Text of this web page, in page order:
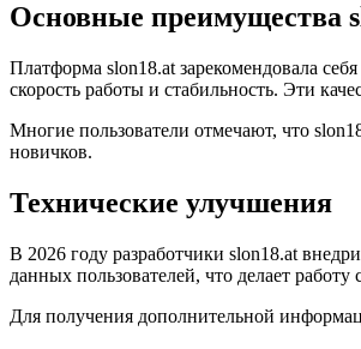
Основные преимущества
Платформа slon18.at зарекомендовала
скорость работы и стабильность. Эти
Многие пользователи отмечают, что
новичков.
Технические улучшения
В 2026 году разработчики slon18.at
данных пользователей, что делает
Для получения дополнительной